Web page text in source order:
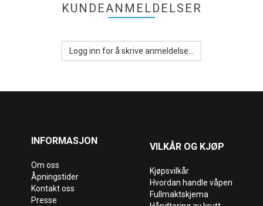
KUNDEANMELDELSER
Logg inn for å skrive anmeldelse...
INFORMASJON
Om oss
Åpningstider
Kontakt oss
Presse
VILKÅR OG KJØP
Kjøpsvilkår
Hvordan handle våpen
Fullmaktskjema